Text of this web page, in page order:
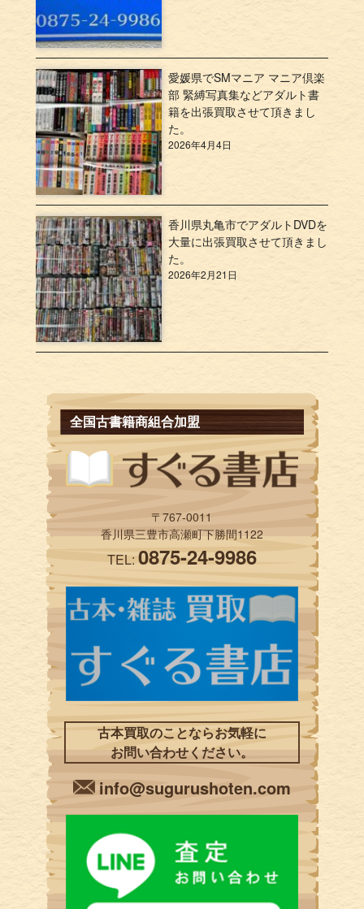
愛媛県でSMマニア マニア倶楽
部 緊縛写真集などアダルト書
籍を出張買取させて頂きまし
た。
2026年4月4日
香川県丸亀市でアダルトDVDを
大量に出張買取させて頂きまし
た。
2026年2月21日
全国古書籍商組合加盟
〒767-0011
香川県三豊市高瀬町下勝間1122
TEL:0875-24-9986
古本買取のことならお気軽に
お問い合わせください。
info@sugurushoten.com